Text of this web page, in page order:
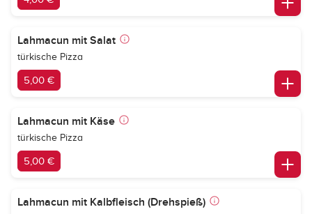
Lahmacun mit Salat
türkische Pizza
5,00 €
Lahmacun mit Käse
türkische Pizza
5,00 €
Lahmacun mit Kalbfleisch (Drehspieß)